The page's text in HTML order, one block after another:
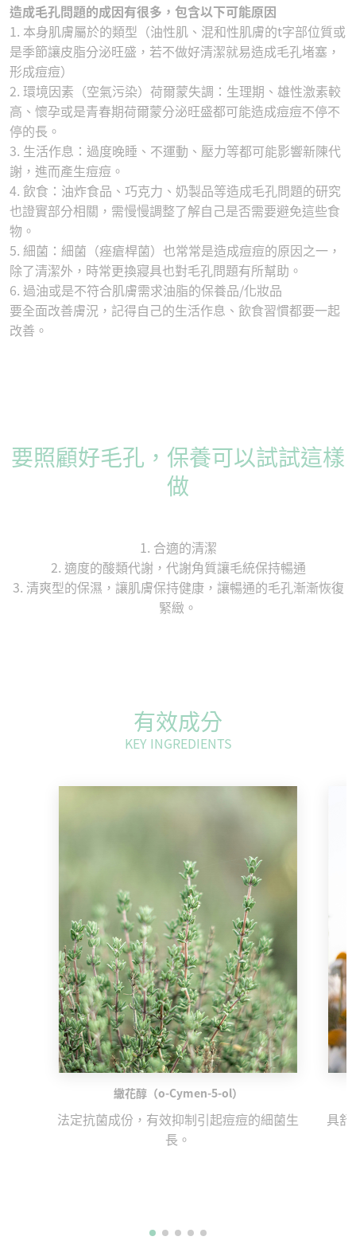
造成毛孔問題的成因有很多，包含以下可能原因
1. 本身肌膚屬於的類型（油性肌、混和性肌膚的t字部位質或
是季節讓皮脂分泌旺盛，若不做好清潔就易造成毛孔堵塞，
形成痘痘）
2. 環境因素（空氣污染）荷爾蒙失調：生理期、雄性激素較
高、懷孕或是青春期荷爾蒙分泌旺盛都可能造成痘痘不停不
停的長。
3. 生活作息：過度晚睡、不運動、壓力等都可能影響新陳代
謝，進而產生痘痘。
4. 飲食：油炸食品、巧克力、奶製品等造成毛孔問題的研究
也證實部分相關，需慢慢調整了解自己是否需要避免這些食
物。
5. 細菌：細菌（痤瘡桿菌）也常常是造成痘痘的原因之一，
除了清潔外，時常更換寢具也對毛孔問題有所幫助。
6. 過油或是不符合肌膚需求油脂的保養品/化妝品
要全面改善膚況，記得自己的生活作息、飲食習慣都要一起
改善。
要照顧好毛孔，保養可以試試這樣
做
1. 合適的清潔
2. 適度的酸類代謝，代謝角質讓毛統保持暢通
3. 清爽型的保濕，讓肌膚保持健康，讓暢通的毛孔漸漸恢復
緊緻。
有效成分
KEY INGREDIENTS
繖花醇（o-Cymen-5-ol）
法定抗菌成份，有效抑制引起痘痘的細菌生
長。
具